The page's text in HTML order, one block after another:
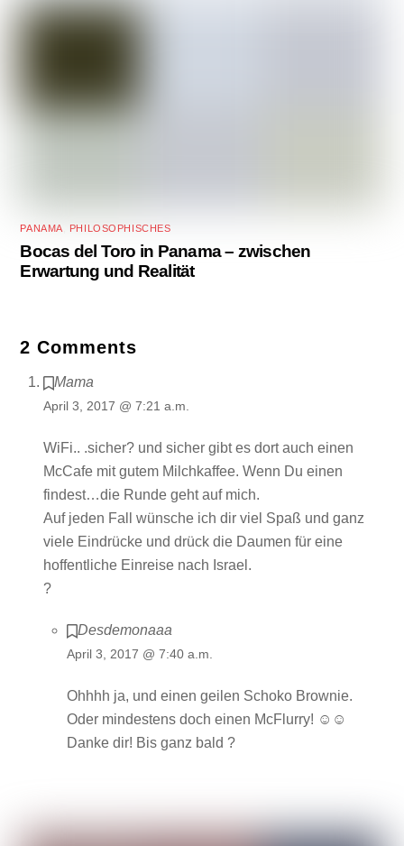
PANAMA PHILOSOPHISCHES
Bocas del Toro in Panama – zwischen
Erwartung und Realität
2 Comments
Mama
April 3, 2017 @ 7:21 a.m.
WiFi.. .sicher? und sicher gibt es dort auch einen
McCafe mit gutem Milchkaffee. Wenn Du einen
findest…die Runde geht auf mich.
Auf jeden Fall wünsche ich dir viel Spaß und ganz
viele Eindrücke und drück die Daumen für eine
hoffentliche Einreise nach Israel.
?
Desdemonaaa
April 3, 2017 @ 7:40 a.m.
Ohhhh ja, und einen geilen Schoko Brownie.
Oder mindestens doch einen McFlurry! ☺☺
Danke dir! Bis ganz bald ?